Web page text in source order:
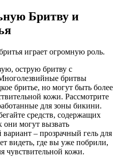
Бритву и
играет огромную роль.
острую бритву с
бритвы
бритье, но могут быть более
кожи. Рассмотрите
для зоны бикини.
средств, содержащих
они могут вызвать
– прозрачный гель для
видеть, где вы уже побрили,
чувствительной кожи.